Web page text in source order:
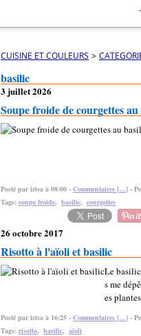
CUISINE ET COULEURS >
basilic
3 juillet 2026
Soupe froide de courgettes
Posté par irisa à 08:00 - Commentaires […] -
Tags: soupe froide, basilic, courgettes
26 octobre 2017
Risotto à l'aïoli et basilic
Le
s me
es
Posté par irisa à 16:25 - Commentaires […] -
Tags: risotto, basilic, aïoli